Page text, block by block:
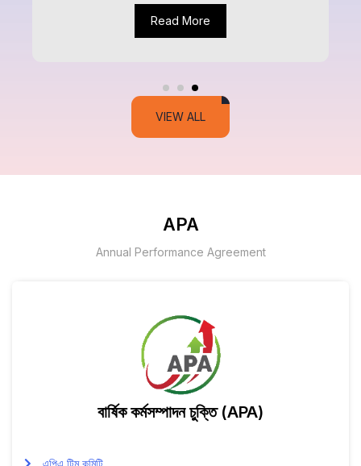
Read More
VIEW ALL
APA
Annual Performance Agreement
বার্ষিক কর্মসম্পাদন চুক্তি (APA)
এপিএ টিম কমিটি